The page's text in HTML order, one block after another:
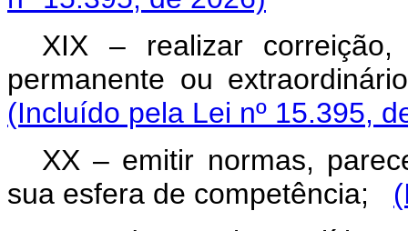
XIX – realizar
permanente ou
(Incluído pela Lei nº 15.395,
XX – emitir normas,
sua esfera de competência;